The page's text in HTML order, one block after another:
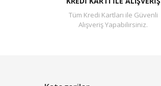
Tüm Kredi Kartları ile Güvenli
Alışveriş Yapabilirsiniz.